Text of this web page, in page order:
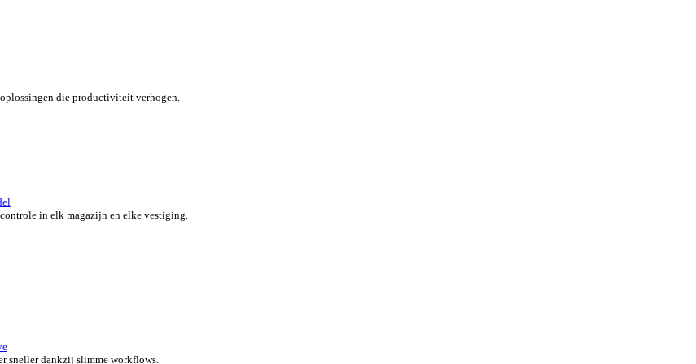
in beweging met snelle, nauwkeurige en flexibele POS-oplossingen — speciaal ontwikkeld voor de aftermarket.